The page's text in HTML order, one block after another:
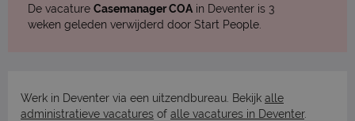
De vacature Casemanager COA in Deventer is 3
weken geleden verwijderd door Start People.
Werk in Deventer via een uitzendbureau. Bekijk alle
administratieve vacatures of alle vacatures in Deventer.